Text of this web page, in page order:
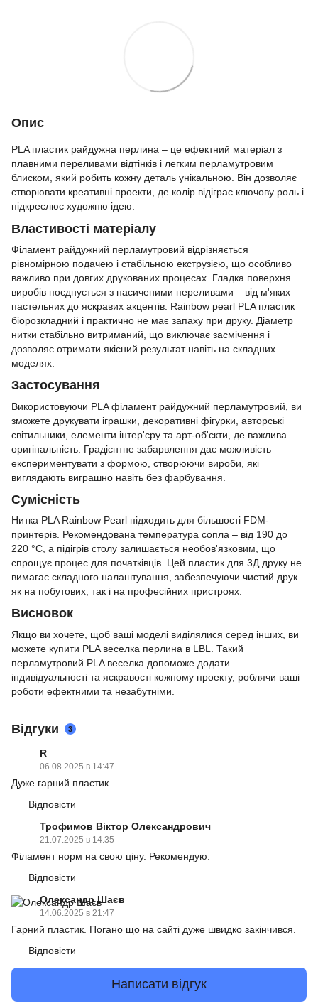
Опис
PLA пластик райдужна перлина – це ефектний матеріал з
плавними переливами відтінків і легким перламутровим
блиском, який робить кожну деталь унікальною. Він дозволяє
створювати креативні проекти, де колір відіграє ключову роль і
підкреслює художню ідею.
Властивості матеріалу
Філамент райдужний перламутровий відрізняється
рівномірною подачею і стабільною екструзією, що особливо
важливо при довгих друкованих процесах. Гладка поверхня
виробів поєднується з насиченими переливами – від м'яких
пастельних до яскравих акцентів. Rainbow pearl PLA пластик
біорозкладний і практично не має запаху при друку. Діаметр
нитки стабільно витриманий, що виключає засмічення і
дозволяє отримати якісний результат навіть на складних
моделях.
Застосування
Використовуючи PLA філамент райдужний перламутровий, ви
зможете друкувати іграшки, декоративні фігурки, авторські
світильники, елементи інтер'єру та арт-об'єкти, де важлива
оригінальність. Градієнтне забарвлення дає можливість
експериментувати з формою, створюючи вироби, які
виглядають виграшно навіть без фарбування.
Сумісність
Нитка PLA Rainbow Pearl підходить для більшості FDM-
принтерів. Рекомендована температура сопла – від 190 до
220 °C, а підігрів столу залишається необов'язковим, що
спрощує процес для початківців. Цей пластик для 3Д друку не
вимагає складного налаштування, забезпечуючи чистий друк
як на побутових, так і на професійних пристроях.
Висновок
Якщо ви хочете, щоб ваші моделі виділялися серед інших, ви
можете купити PLA веселка перлина в LBL. Такий
перламутровий PLA веселка допоможе додати
індивідуальності та яскравості кожному проекту, роблячи ваші
роботи ефектними та незабутніми.
Відгуки 3
R
06.08.2025 в 14:47
Дуже гарний пластик
Відповісти
Трофимов Віктор Олександрович
21.07.2025 в 14:35
Філамент норм на свою ціну. Рекомендую.
Відповісти
Олександр Шаєв
14.06.2025 в 21:47
Гарний пластик. Погано що на сайті дуже швидко закінчився.
Відповісти
Написати відгук